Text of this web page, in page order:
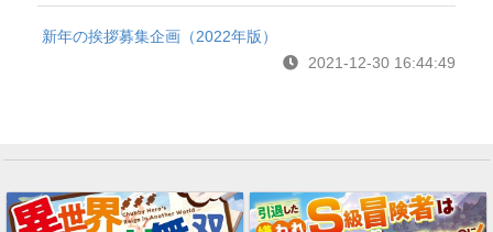
新年の挨拶募集企画（2022年版）
2021-12-30 16:44:49